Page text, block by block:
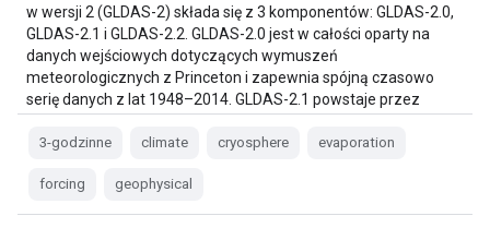
w wersji 2 (GLDAS-2) składa się z 3 komponentów: GLDAS-2.0,
GLDAS-2.1 i GLDAS-2.2. GLDAS-2.0 jest w całości oparty na
danych wejściowych dotyczących wymuszeń
meteorologicznych z Princeton i zapewnia spójną czasowo
serię danych z lat 1948–2014. GLDAS-2.1 powstaje przez
3-godzinne climate cryosphere evaporation
forcing geophysical